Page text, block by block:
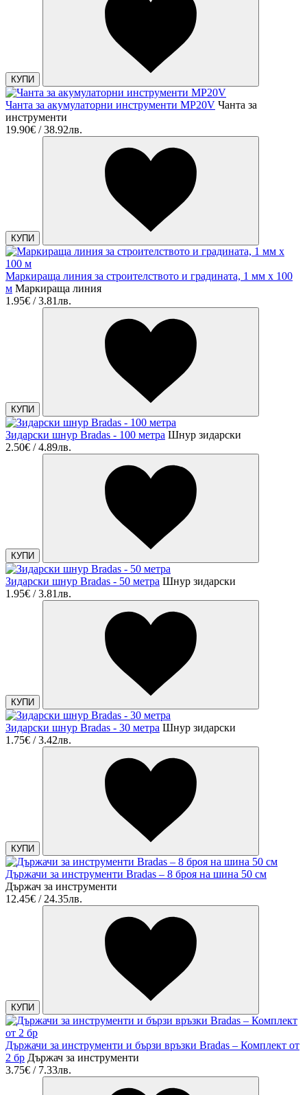
КУПИ
Чанта за акумулаторни инструменти MP20V Чанта за
инструменти
19.90€ / 38.92лв.
КУПИ
Маркираща линия за строителството и градината, 1 мм х 100
м Маркираща линия
1.95€ / 3.81лв.
КУПИ
Зидарски шнур Bradas - 100 метра Шнур зидарски
2.50€ / 4.89лв.
КУПИ
Зидарски шнур Bradas - 50 метра Шнур зидарски
1.95€ / 3.81лв.
КУПИ
Зидарски шнур Bradas - 30 метра Шнур зидарски
1.75€ / 3.42лв.
КУПИ
Държачи за инструменти Bradas – 8 броя на шина 50 см
Държач за инструменти
12.45€ / 24.35лв.
КУПИ
Държачи за инструменти и бързи връзки Bradas – Комплект от
2 бр Държач за инструменти
3.75€ / 7.33лв.